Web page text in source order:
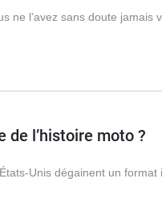
ne l’avez sans doute jamais
de l’histoire moto ?
Unis dégainent un